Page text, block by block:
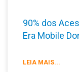
90% dos
Era Mobile
LEIA MAIS...